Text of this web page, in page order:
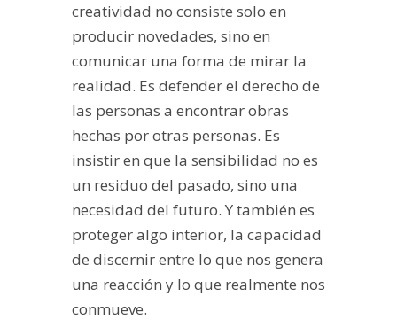
creatividad no consiste solo en
producir novedades, sino en
comunicar una forma de mirar la
realidad. Es defender el derecho de
las personas a encontrar obras
hechas por otras personas. Es
insistir en que la sensibilidad no es
un residuo del pasado, sino una
necesidad del futuro. Y también es
proteger algo interior, la capacidad
de discernir entre lo que nos genera
una reacción y lo que realmente nos
conmueve.